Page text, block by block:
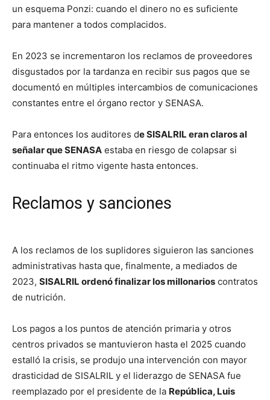
un esquema Ponzi: cuando el dinero no es suficiente
para mantener a todos complacidos.
En 2023 se incrementaron los reclamos de proveedores
disgustados por la tardanza en recibir sus pagos que se
documentó en múltiples intercambios de comunicaciones
constantes entre el órgano rector y SENASA.
Para entonces los auditores de SISALRIL eran claros al
señalar que SENASA estaba en riesgo de colapsar si
continuaba el ritmo vigente hasta entonces.
Reclamos y sanciones
A los reclamos de los suplidores siguieron las sanciones
administrativas hasta que, finalmente, a mediados de
2023, SISALRIL ordenó finalizar los millonarios contratos
de nutrición.
Los pagos a los puntos de atención primaria y otros
centros privados se mantuvieron hasta el 2025 cuando
estalló la crisis, se produjo una intervención con mayor
drasticidad de SISALRIL y el liderazgo de SENASA fue
reemplazado por el presidente de la República, Luis